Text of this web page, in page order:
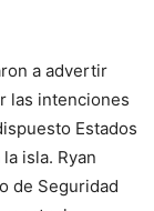
a advertir
las intenciones
Estados
isla. Ryan
de Seguridad